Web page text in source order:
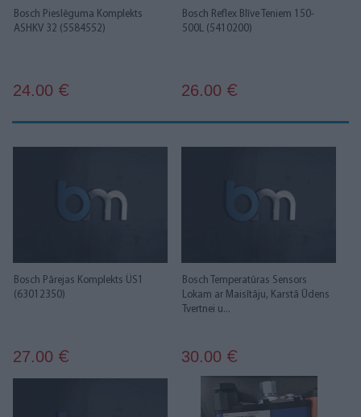
Bosch Pieslēguma Komplekts
ASHKV 32 (5584552)
24.00 €
Bosch Reflex Blīve Teniem 150-
500L (5410200)
26.00 €
Bosch Pārejas Komplekts ÜS1
(63012350)
27.00 €
Bosch Temperatūras Sensors
Lokam ar Maisītāju, Karstā Ūdens
Tvertnei u...
30.00 €